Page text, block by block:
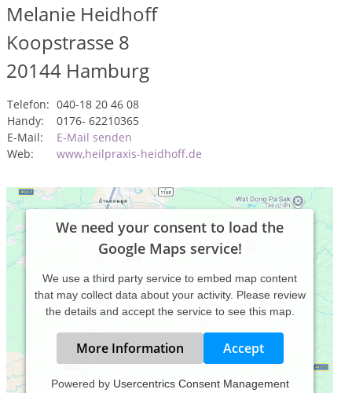
Melanie Heidhoff
Koopstrasse 8
20144 Hamburg
Telefon: 040-18 20 46 08
Handy:
0176- 62210365
E-Mail:
E-Mail senden
Web:
www,heilpraxis-heidhoff.de
We need your consent to load the
Google Maps service!
We use a third party service to embed map content
that may collect data about your activity. Please review
the details and accept the service to see this map.
More Information Accept
Powered by Usercentrics Consent Management